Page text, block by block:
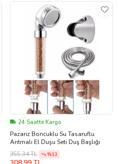
24 Saatte Kargo
Pazariz Boncuklu Su Tasaruflu
Arıtmalı El Duşu Seti Duş Başlığı
355,34 TL
%13